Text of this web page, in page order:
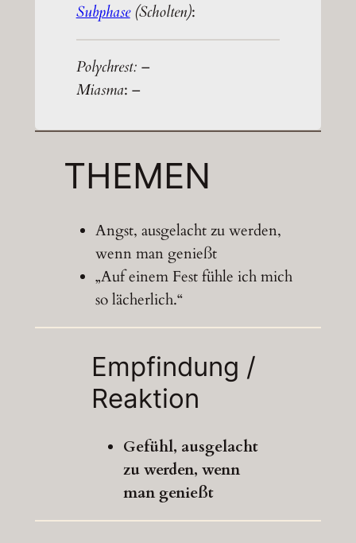
Subphase (Scholten):
Polychrest: –
Miasma: –
THEMEN
Angst, ausgelacht zu werden,
wenn man genießt
„Auf einem Fest fühle ich mich
so lächerlich.“
Empfindung /
Reaktion
Gefühl, ausgelacht
zu werden, wenn
man genießt